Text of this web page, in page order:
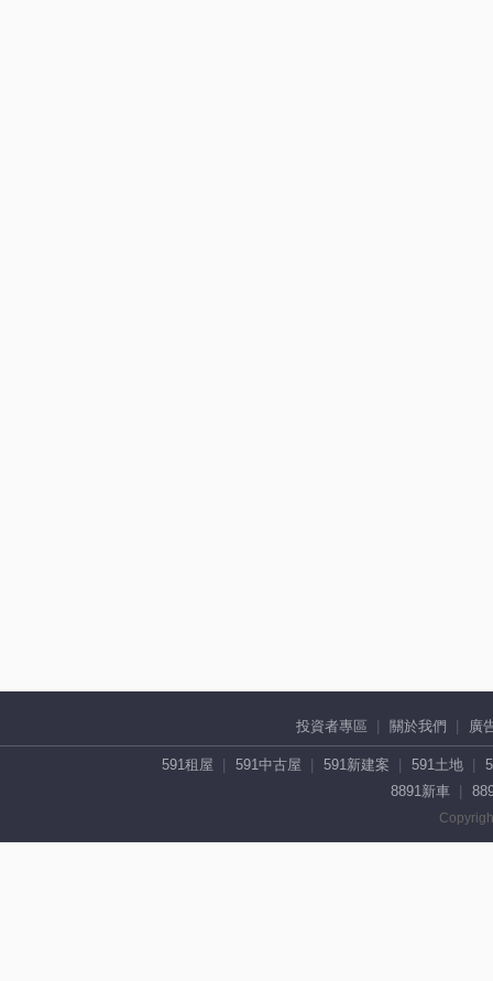
投資者專區 關於我們 廣
591租屋 591中古屋 591新建案 591土地
8891新車